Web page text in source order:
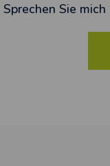
Sprechen Sie